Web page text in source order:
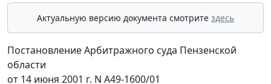
Актуальную версию документа смотрите здесь
Постановление Арбитражного суда Пензенской
области
от 14 июня 2001 г. N А49-1600/01